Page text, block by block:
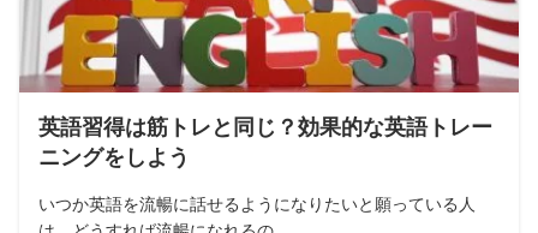
英語習得は筋トレと同じ？効果的な英語トレー
ニングをしよう
いつか英語を流暢に話せるようになりたいと願っている人